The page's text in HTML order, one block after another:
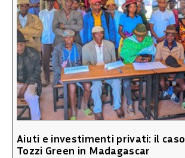
Aiuti e investimenti privati: il
Tozzi Green in Madagascar